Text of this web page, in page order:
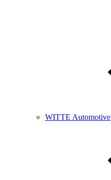
WITTE Automotive